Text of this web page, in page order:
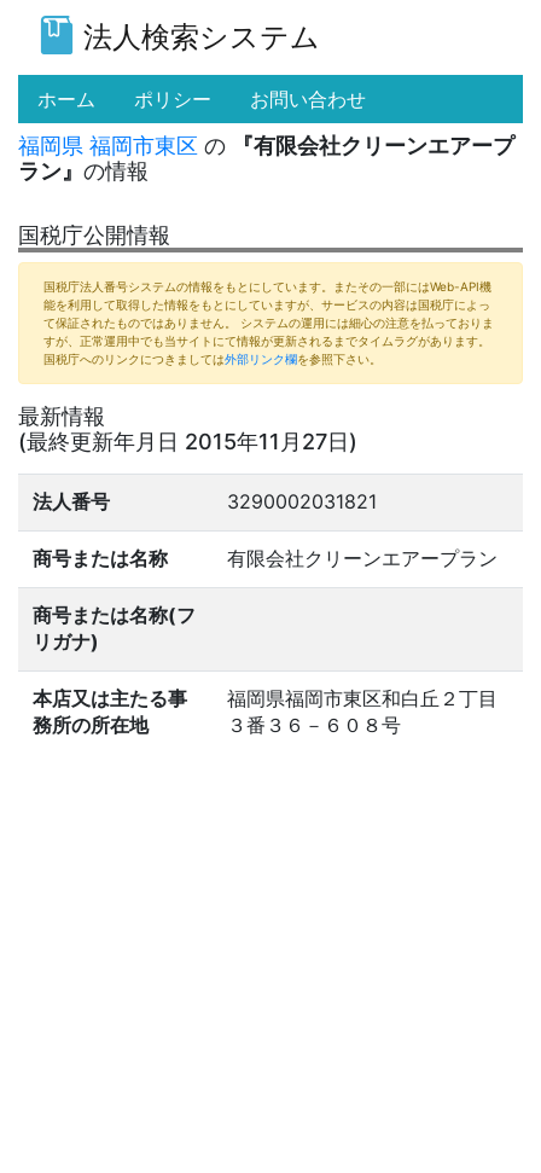
法人検索システム
ホーム (current)
ポリシー お問い合わせ
福岡県 福岡市東区 の
『有限会社クリーンエアープ
ラン』 の情報
国税庁公開情報
国税庁法人番号システムの情報をもとにしています。またその一部にはWeb-API機
能を利用して取得した情報をもとにしていますが、サービスの内容は国税庁によっ
て保証されたものではありません。 システムの運用には細心の注意を払っておりま
すが、正常運用中でも当サイトにて情報が更新されるまでタイムラグがあります。
国税庁へのリンクにつきましては外部リンク欄を参照下さい。
最新情報
(最終更新年月日 2015年11月27日)
法人番号 3290002031821
商号または名称 有限会社クリーンエアープラン
商号または名称(フ
リガナ)
本店又は主たる事
務所の所在地
福岡県福岡市東区和白丘２丁目
３番３６－６０８号